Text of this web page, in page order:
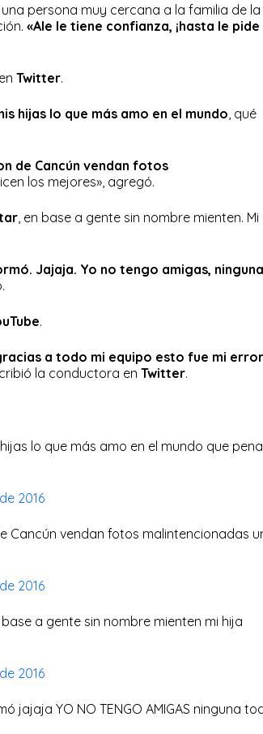
, una persona muy cercana a la familia de la
«Ale le tiene confianza, ¡hasta le pide
Twitter.
hijas ️lo que más amo en el mundo , qué
de Cancún vendan fotos
los mejores», agregó.
, en base a gente sin nombre mienten. Mi
Jajaja. Yo no tengo amigas,
.
a todo mi equipo esto fue mi error
la conductora en Twitter.
lo que más amo en el mundo que pena
2016
Cancún vendan fotos malintencionadas
2016
a gente sin nombre mienten mi hija
2016
jajaja YO NO TENGO AMIGAS ninguna